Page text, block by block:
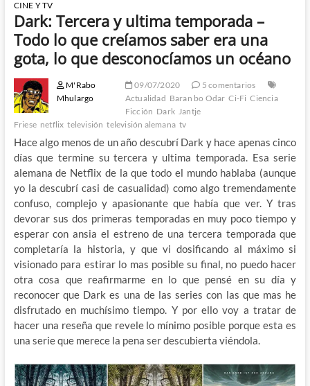
CINE Y TV
Dark: Tercera y ultima temporada –
Todo lo que creíamos saber era una
gota, lo que desconocíamos un océano
M'Rabo
Mhulargo
09/07/2020
5 comentarios
Actualidad Baran bo Odar Ci-Fi Ciencia
Ficción Dark Jantje
Friese netflix televisión televisión alemana tv
Hace algo menos de un año descubrí Dark y hace apenas cinco
días que termine su tercera y ultima temporada. Esa serie
alemana de Netflix de la que todo el mundo hablaba (aunque
yo la descubrí casi de casualidad) como algo tremendamente
confuso, complejo y apasionante que había que ver. Y tras
devorar sus dos primeras temporadas en muy poco tiempo y
esperar con ansia el estreno de una tercera temporada que
completaría la historia, y que vi dosificando al máximo si
visionado para estirar lo mas posible su final, no puedo hacer
otra cosa que reafirmarme en lo que pensé en su día y
reconocer que Dark es una de las series con las que mas he
disfrutado en muchísimo tiempo. Y por ello voy a tratar de
hacer una reseña que revele lo mínimo posible porque esta es
una serie que merece la pena ser descubierta viéndola.